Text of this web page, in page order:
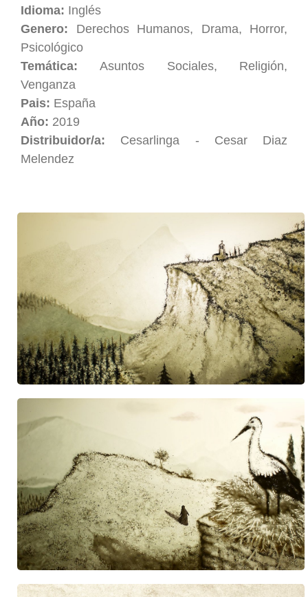
Idioma: Inglés
Genero: Derechos Humanos, Drama, Horror,
Psicológico
Temática:Asuntos Sociales, Religión,
Venganza
Pais: España
Año: 2019
Distribuidor/a: Cesarlinga - Cesar Diaz
Melendez